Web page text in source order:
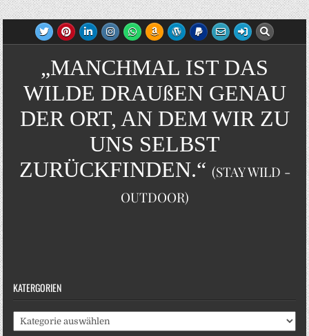
„MANCHMAL IST DAS
WILDE DRAUßEN GENAU
DER ORT, AN DEM WIR ZU
UNS SELBST
ZURÜCKFINDEN.“ (STAY WILD -
OUTDOOR)
KATERGORIEN
Katergorien